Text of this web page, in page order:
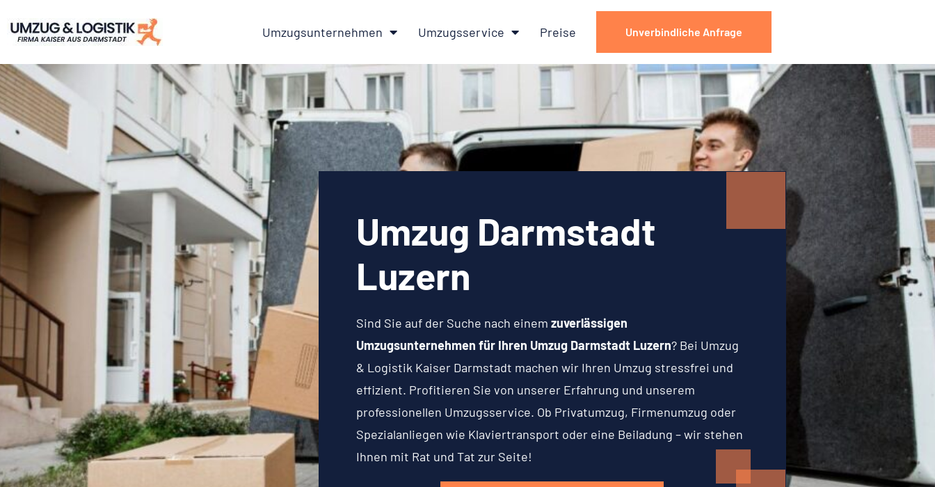
Umzugsunternehmen Umzugsservice Preise Unverbindliche Anfrage
Umzug Darmstadt
Luzern
Sind Sie auf der Suche nach einem zuverlässigen
Umzugsunternehmen für Ihren Umzug Darmstadt Luzern? Bei Umzug
& Logistik Kaiser Darmstadt machen wir Ihren Umzug stressfrei und
effizient. Profitieren Sie von unserer Erfahrung und unserem
professionellen Umzugsservice. Ob Privatumzug, Firmenumzug oder
Spezialanliegen wie Klaviertransport oder eine Beiladung – wir stehen
Ihnen mit Rat und Tat zur Seite!